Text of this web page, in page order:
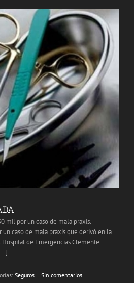
mil por un caso de mala praxis.
caso de mala praxis que derivó en la
de Emergencias Clemente
Seguros | Sin comentarios